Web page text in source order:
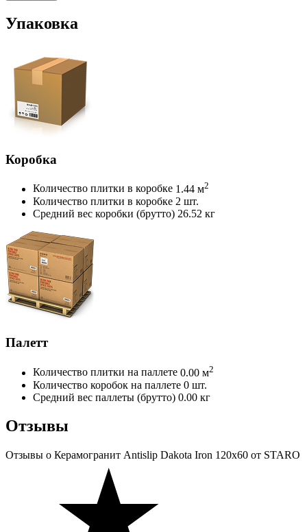
Упаковка
Коробка
Количество плитки в коробке 1.44 м2
Количество плитки в коробке 2 шт.
Средний вес коробки (брутто) 26.52 кг
Палетт
Количество плитки на паллете 0.00 м2
Количество коробок на паллете 0 шт.
Средний вес паллеты (брутто) 0.00 кг
Отзывы
Отзывы о Керамогранит Antislip Dakota Iron 120x60 от STARO